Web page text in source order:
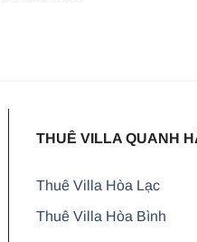
THUÊ VILLA QUANH
Thuê Villa Hòa Lạc
Thuê Villa Hòa Bình